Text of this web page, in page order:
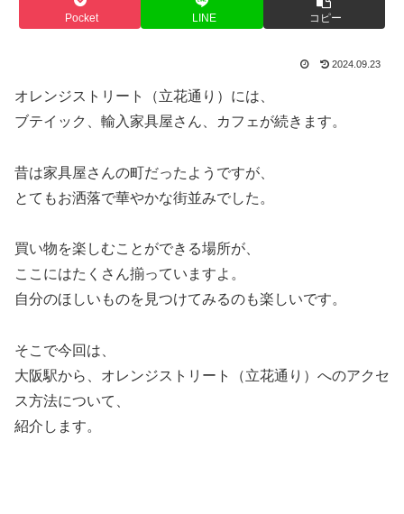
Pocket LINE コピー
2024.09.23
オレンジストリート（立花通り）には、
ブテイック、輸入家具屋さん、カフェが続きます。
昔は家具屋さんの町だったようですが、
とてもお洒落で華やかな街並みでした。
買い物を楽しむことができる場所が、
ここにはたくさん揃っていますよ。
自分のほしいものを見つけてみるのも楽しいです。
そこで今回は、
大阪駅から、オレンジストリート（立花通り）へのアクセ
ス方法について、
紹介します。